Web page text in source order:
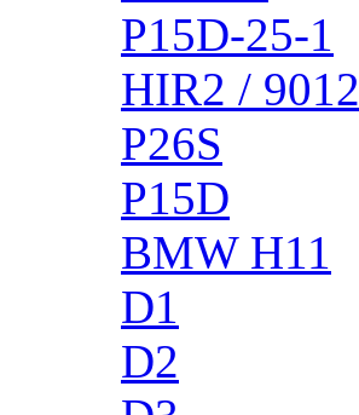
P15D-25-1
HIR2 / 9012
P26S
P15D
BMW H11
D1
D2